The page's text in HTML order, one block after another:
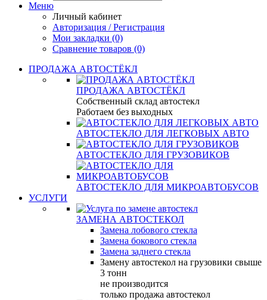
Меню
Личный кабинет
Авторизация / Регистрация
Мои закладки (0)
Сравнение товаров (0)
ПРОДАЖА АВТОСТЁКЛ
ПРОДАЖА АВТОСТЁКЛ
Собственный склад автостекл
Работаем без выходных
АВТОСТЕКЛО ДЛЯ ЛЕГКОВЫХ АВТО
АВТОСТЕКЛО ДЛЯ ГРУЗОВИКОВ
АВТОСТЕКЛО ДЛЯ МИКРОАВТОБУСОВ
УСЛУГИ
ЗАМЕНА АВТОСТЕКОЛ
Замена лобового стекла
Замена бокового стекла
Замена заднего стекла
Замену автостекол на грузовики свыше
3 тонн
не производится
только продажа автостекол